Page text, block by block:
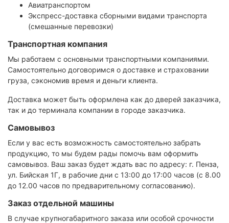
Авиатранспортом
Экспресс-доставка сборными видами транспорта
(смешанные перевозки)
Транспортная компания
Мы работаем с основными транспортными компаниями.
Самостоятельно договоримся о доставке и страховании
груза, сэкономив время и деньги клиента.
Доставка может быть оформлена как до дверей заказчика,
так и до терминала компании в городе заказчика.
Самовывоз
Если у вас есть возможность самостоятельно забрать
продукцию, то мы будем рады помочь вам оформить
самовывоз. Ваш заказ будет ждать вас по адресу: г. Пенза,
ул. Бийская 1Г, в рабочие дни с 13:00 до 17:00 часов (с 8.00
до 12.00 часов по предварительному согласованию).
Заказ отдельной машины
В случае крупногабаритного заказа или особой срочности